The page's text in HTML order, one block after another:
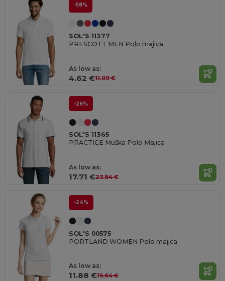
-58%
SOL'S 11377
PRESCOTT MEN Polo majica
As low as:
4.62 €11.09 €
-26%
SOL'S 11365
PRACTICE Muška Polo Majica
As low as:
17.71 €23.84 €
-24%
SOL'S 00575
PORTLAND WOMEN Polo majica
As low as:
11.88 €15.64 €